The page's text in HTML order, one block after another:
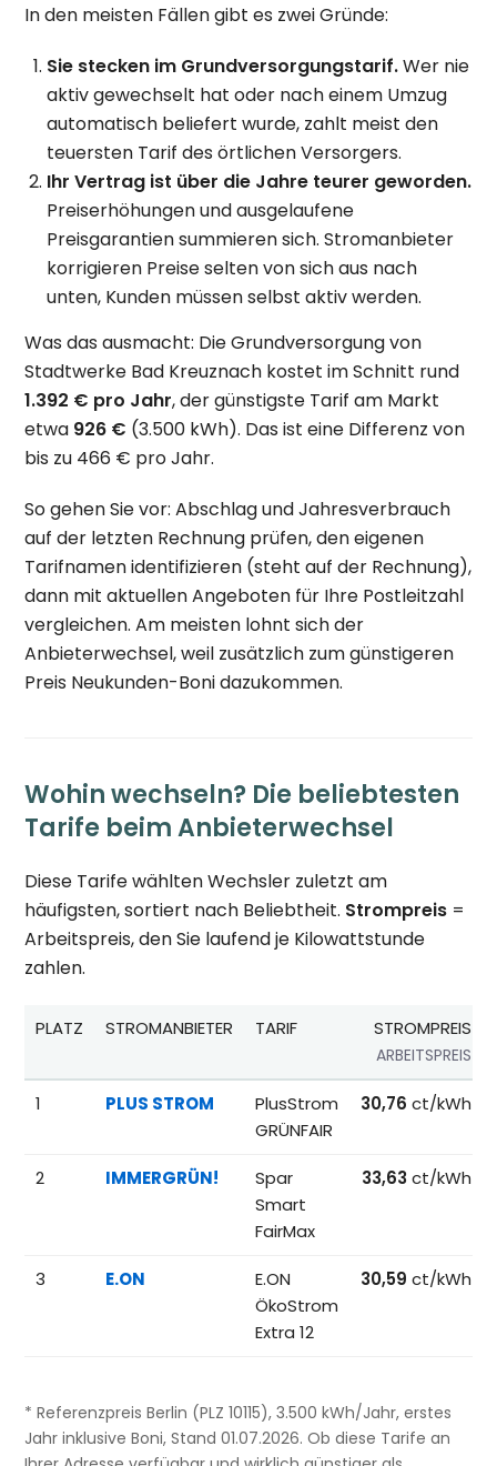
In den meisten Fällen gibt es zwei Gründe:
Sie stecken im Grundversorgungstarif.Wer nie
aktiv gewechselt hat oder nach einem Umzug
automatisch beliefert wurde, zahlt meist den
teuersten Tarif des örtlichen Versorgers.
Ihr Vertrag ist über die Jahre teurer geworden.
Preiserhöhungen und ausgelaufene
Preisgarantien summieren sich. Stromanbieter
korrigieren Preise selten von sich aus nach
unten, Kunden müssen selbst aktiv werden.
Was das ausmacht: Die Grundversorgung von
Stadtwerke Bad Kreuznach kostet im Schnitt rund
1.392 € pro Jahr, der günstigste Tarif am Markt
etwa 926 € (3.500 kWh). Das ist eine Differenz von
bis zu 466 € pro Jahr.
So gehen Sie vor: Abschlag und Jahresverbrauch
auf der letzten Rechnung prüfen, den eigenen
Tarifnamen identifizieren (steht auf der Rechnung),
dann mit aktuellen Angeboten für Ihre Postleitzahl
vergleichen. Am meisten lohnt sich der
Anbieterwechsel, weil zusätzlich zum günstigeren
Preis Neukunden-Boni dazukommen.
Wohin wechseln? Die beliebtesten
Tarife beim Anbieterwechsel
Diese Tarife wählten Wechsler zuletzt am
häufigsten, sortiert nach Beliebtheit. Strompreis =
Arbeitspreis, den Sie laufend je Kilowattstunde
zahlen.
Beliebteste Tarife beim Anbieterwechsel;
PLATZ STROMANBIETER TARIF STROMPREIS
ARBEITSPREIS
1 PLUS STROM
PlusStrom
GRÜNFAIR
30,76 ct/kWh
2 IMMERGRÜN!
Spar
Smart
FairMax
33,63 ct/kWh
3 E.ON
E.ON
ÖkoStrom
Extra 12
30,59 ct/kWh
* Referenzpreis Berlin (PLZ 10115), 3.500 kWh/Jahr, erstes
Jahr inklusive Boni, Stand 01.07.2026. Ob diese Tarife an